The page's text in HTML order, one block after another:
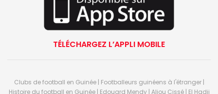
TÉLÉCHARGEZ L’APPLI MOBILE
Clubs de football en Guinée | Footballeurs guinéens à l'étranger |
Histoire du football en Guinée | Edouard Mendy | Aliou Cissé | El Hadji